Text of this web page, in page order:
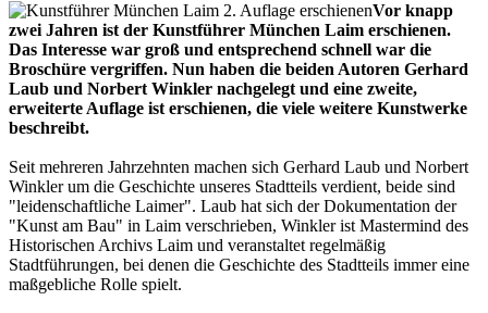
Vor knapp
zwei Jahren ist der Kunstführer München Laim erschienen.
Das Interesse war groß und entsprechend schnell war die
Broschüre vergriffen. Nun haben die beiden Autoren Gerhard
Laub und Norbert Winkler nachgelegt und eine zweite,
erweiterte Auflage ist erschienen, die viele weitere Kunstwerke
beschreibt.
Seit mehreren Jahrzehnten machen sich Gerhard Laub und Norbert
Winkler um die Geschichte unseres Stadtteils verdient, beide sind
"leidenschaftliche Laimer". Laub hat sich der Dokumentation der
"Kunst am Bau" in Laim verschrieben, Winkler ist Mastermind des
Historischen Archivs Laim und veranstaltet regelmäßig
Stadtführungen, bei denen die Geschichte des Stadtteils immer eine
maßgebliche Rolle spielt.